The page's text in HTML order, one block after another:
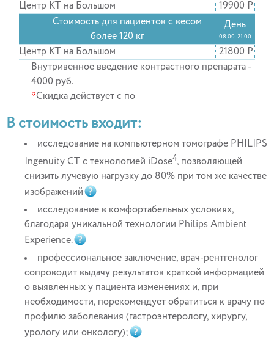
Центр КТ на Большом
19900 ₽
Стоимость для пациентов с весом
более 120 кг
День
08.00-21.00
Центр КТ на Большом
21800 ₽
Внутривенное введение контрастного препарата -
4000 руб.
*Скидка действует с по
В стоимость входит:
исследование на компьютерном томографе PHILIPS
Ingenuity CT с технологией iDose4, позволяющей
снизить лучевую нагрузку до 80% при том же качестве
изображений
исследование в комфортабельных условиях,
благодаря уникальной технологии Philips Ambient
Experience.
профессиональное заключение, врач-рентгенолог
сопроводит выдачу результатов краткой информацией
о выявленных у пациента изменениях и, при
необходимости, порекомендует обратиться к врачу по
профилю заболевания (гастроэнтерологу, хирургу,
урологу или онкологу);